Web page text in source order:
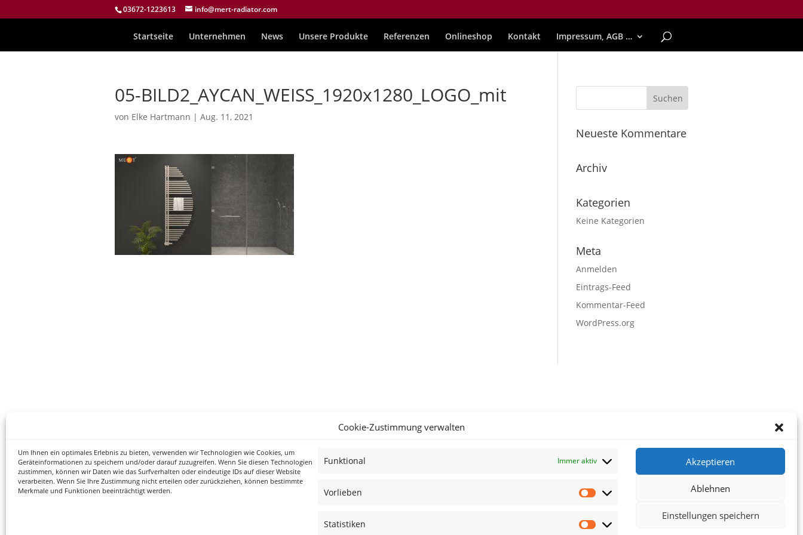
Cookie-Zustimmung verwalten
Um Ihnen ein optimales Erlebnis zu bieten, verwenden wir Technologien wie Cookies, um
Geräteinformationen zu speichern und/oder darauf zuzugreifen. Wenn Sie diesen Technologien
zustimmen, können wir Daten wie das Surfverhalten oder eindeutige IDs auf dieser Website
verarbeiten. Wenn Sie Ihre Zustimmung nicht erteilen oder zurückziehen, können bestimmte
Merkmale und Funktionen beeinträchtigt werden.
Funktional Immer aktiv
Vorlieben
Vorlieben
Statistiken
Statistiken
Akzeptieren
Ablehnen
Einstellungen speichern
03672-1223613 info@mert-radiator.com
Startseite Unternehmen News Unsere Produkte Referenzen Onlineshop Kontakt Impressum, AGB …
05-BILD2_AYCAN_WEISS_1920x1280_LOGO_mit
von Elke Hartmann | Aug. 11, 2021
Neueste Kommentare
Archiv
Kategorien
Keine Kategorien
Meta
Anmelden
Eintrags-Feed
Kommentar-Feed
WordPress.org